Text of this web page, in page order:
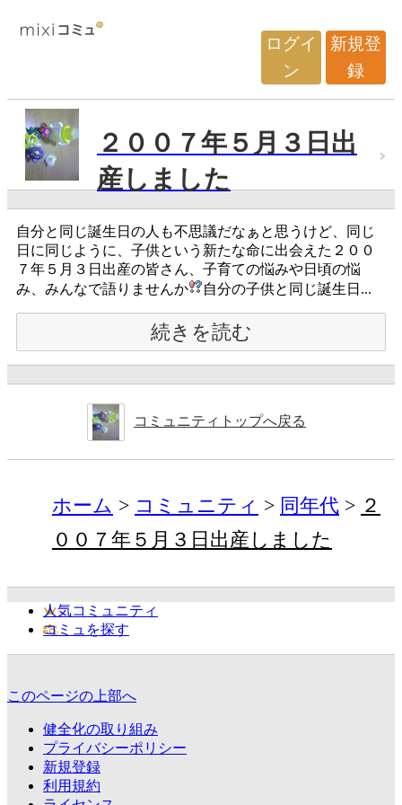
ログイ
ン
新規登
録
２００７年５月３日出
産しました
自分と同じ誕生日の人も不思議だなぁと思うけど、同じ
日に同じように、子供という新たな命に出会えた２００
７年５月３日出産の皆さん、子育ての悩みや日頃の悩
み、みんなで語りませんか
自分の子供と同じ誕生日...
続きを読む
コミュニティトップへ戻る
ホーム コミュニティ 同年代
２
００７年５月３日出産しました
人気コミュニティ
コミュを探す
このページの上部へ
健全化の取り組み
プライバシーポリシー
新規登録
利用規約